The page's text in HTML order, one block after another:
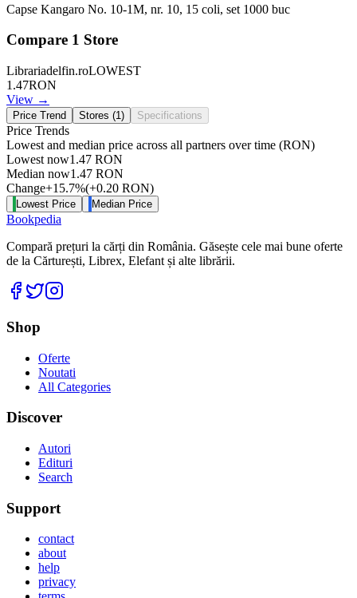
Capse Kangaro No. 10-1M, nr. 10, 15 coli, set 1000 buc
Compare 1 Store
Librariadelfin.roLOWEST
1.47RON
View →
Price Trend Stores (1) Specifications
Price Trends
Lowest and median price across all partners over time (RON)
Lowest now1.47 RON
Median now1.47 RON
Change+15.7%(+0.20 RON)
Lowest Price Median Price
Bookpedia
Compară prețuri la cărți din România. Găsește cele mai bune oferte
de la Cărturești, Librex, Elefant și alte librării.
Facebook
Twitter
Shop
Oferte
Noutati
All Categories
Discover
Autori
Edituri
Search
Support
contact
about
help
privacy